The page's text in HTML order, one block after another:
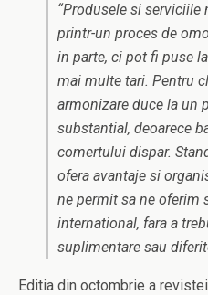
“Produsele si serviciile
printr-un proces de
in parte, ci pot fi puse
mai multe tari. Pentru
armonizare duce la un
substantial, deoarece
comertului dispar.
ofera avantaje si
ne permit sa ne oferim
international, fara a
suplimentare sau
Editia din octombrie a